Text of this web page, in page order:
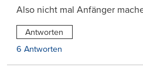
Also nicht mal Anfänger
Antworten
6 Antworten